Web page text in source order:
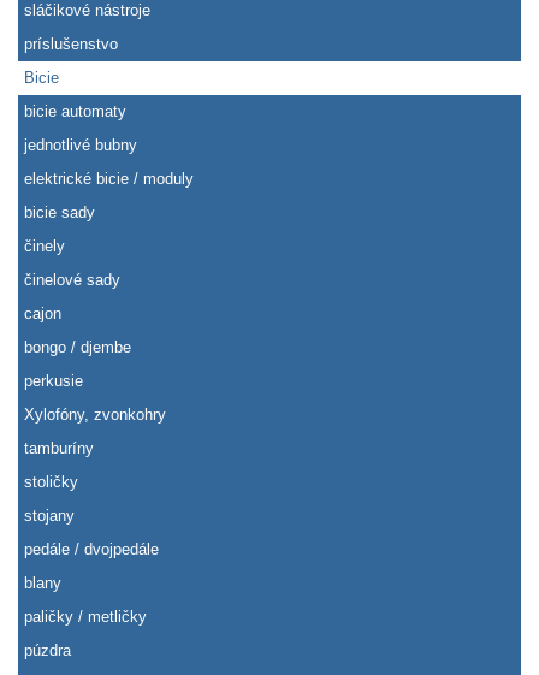
sláčikové nástroje
príslušenstvo
Bicie
bicie automaty
jednotlivé bubny
elektrické bicie / moduly
bicie sady
činely
činelové sady
cajon
bongo / djembe
perkusie
Xylofóny, zvonkohry
tamburíny
stoličky
stojany
pedále / dvojpedále
blany
paličky / metličky
púzdra